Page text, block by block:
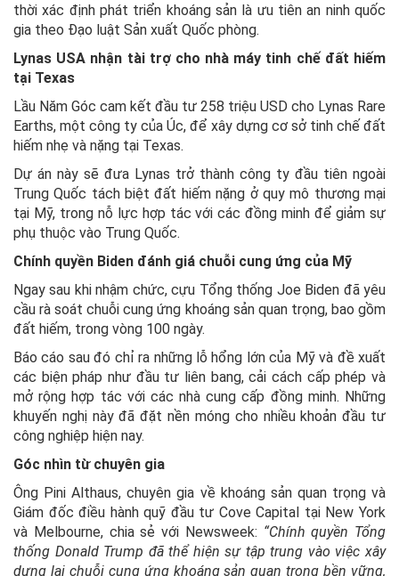
thời xác định phát triển khoáng sản là ưu tiên an ninh quốc
gia theo Đạo luật Sản xuất Quốc phòng.
Lynas USA nhận tài trợ cho nhà máy tinh chế đất hiếm
tại Texas
Lầu Năm Góc cam kết đầu tư 258 triệu USD cho Lynas Rare
Earths, một công ty của Úc, để xây dựng cơ sở tinh chế đất
hiếm nhẹ và nặng tại Texas.
Dự án này sẽ đưa Lynas trở thành công ty đầu tiên ngoài
Trung Quốc tách biệt đất hiếm nặng ở quy mô thương mại
tại Mỹ, trong nỗ lực hợp tác với các đồng minh để giảm sự
phụ thuộc vào Trung Quốc.
Chính quyền Biden đánh giá chuỗi cung ứng của Mỹ
Ngay sau khi nhậm chức, cựu Tổng thống Joe Biden đã yêu
cầu rà soát chuỗi cung ứng khoáng sản quan trọng, bao gồm
đất hiếm, trong vòng 100 ngày.
Báo cáo sau đó chỉ ra những lỗ hổng lớn của Mỹ và đề xuất
các biện pháp như đầu tư liên bang, cải cách cấp phép và
mở rộng hợp tác với các nhà cung cấp đồng minh. Những
khuyến nghị này đã đặt nền móng cho nhiều khoản đầu tư
công nghiệp hiện nay.
Góc nhìn từ chuyên gia
Ông Pini Althaus, chuyên gia về khoáng sản quan trọng và
Giám đốc điều hành quỹ đầu tư Cove Capital tại New York
và Melbourne, chia sẻ với Newsweek: “Chính quyền Tổng
thống Donald Trump đã thể hiện sự tập trung vào việc xây
dựng lại chuỗi cung ứng khoáng sản quan trọng bền vững,